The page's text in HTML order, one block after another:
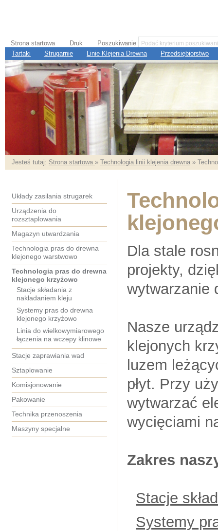
Strona startowa Druk
Poszukiwanie
Tartaki
Strugarnie Linie Klejenia Drewna Przedsiębiorstwo
Jesteś tutaj: Strona startowa » Technologia linii klejenia drewna »
Układy zasilania strugarek
Urządzenia do
rozsztaplowania
Magazyn utwardzania
Technologia pras do drewna
klejonego warstwowo
Technologia pras do drewna
klejonego krzyżowo
Stacje składania z
nakładaniem kleju
Systemy pras do drewna
klejonego krzyżowo
Linia do wielkowymiarowego
łączenia na wczepy klinowe
Stacje zaprawiania wad
Sztaplowanie
Komisjonowanie
Pakowanie
Technika przenoszenia
Maszyny specjalne
Dla stale
projekty,
wytwarzanie
Nasze
klejonych
luzem
płyt. Przy
wytwarzać
wycięciami
Zakres
Stacje
Systemy